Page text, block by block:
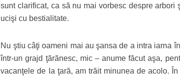
sunt clarificat, ca să nu mai vorbesc despre
ucişi cu bestiali­tate.
Nu ştiu câţi oameni mai au şansa de a intra iarna
într-un grajd ţărănesc, mic – anume făcut aşa,
vacanţele de la ţară, am trăit mi­nunea de acolo.